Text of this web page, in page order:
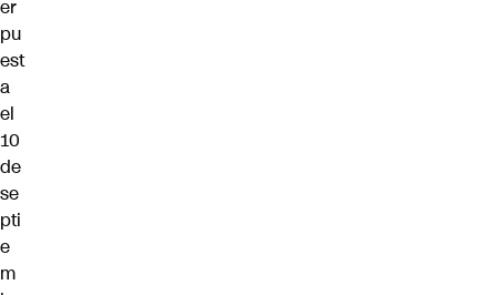
er
pu
est
a
el
10
de
se
pti
e
m